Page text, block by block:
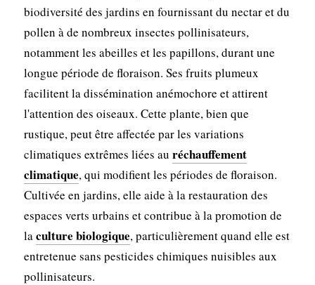
biodiversité des jardins en fournissant du nectar et du
pollen à de nombreux insectes pollinisateurs,
notamment les abeilles et les papillons, durant une
longue période de floraison. Ses fruits plumeux
facilitent la dissémination anémochore et attirent
l'attention des oiseaux. Cette plante, bien que
rustique, peut être affectée par les variations
climatiques extrêmes liées au réchauffement
climatique, qui modifient les périodes de floraison.
Cultivée en jardins, elle aide à la restauration des
espaces verts urbains et contribue à la promotion de
laculture biologique, particulièrement quand elle est
entretenue sans pesticides chimiques nuisibles aux
pollinisateurs.